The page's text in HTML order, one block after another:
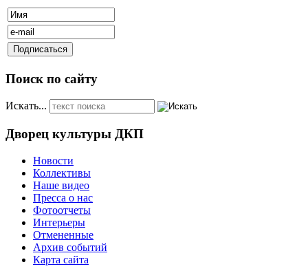
Поиск по сайту
Искать...
Дворец культуры ДКП
Новости
Коллективы
Наше видео
Пресса о нас
Фотоотчеты
Интерьеры
Отмененные
Архив событий
Карта сайта